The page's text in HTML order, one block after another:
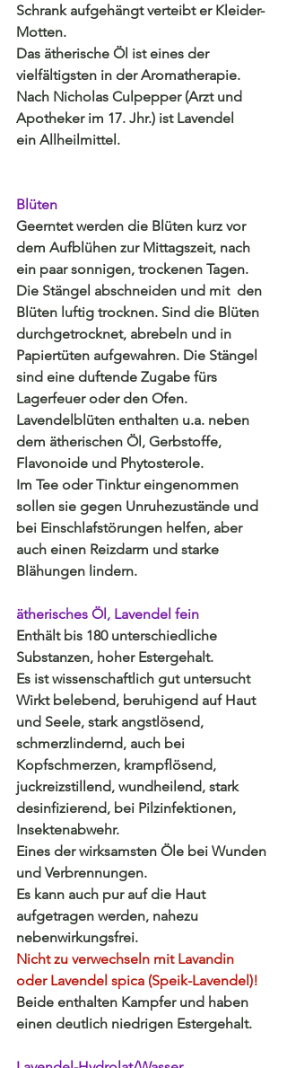
Schrank aufgehängt verteibt er Kleider-
Motten.
Das ätherische Öl ist eines der
vielfältigsten in der Aromatherapie.
Nach Nicholas Culpepper (Arzt und
Apotheker im 17. Jhr.) ist Lavendel
ein Allheilmittel.
Blüten
Geerntet werden die Blüten kurz vor
dem Aufblühen zur Mittagszeit, nach
ein paar sonnigen, trockenen Tagen.
Die Stängel abschneiden und mit  den
Blüten luftig trocknen. Sind die Blüten
durchgetrocknet, abrebeln und in
Papiertüten aufgewahren. Die Stängel
sind eine duftende Zugabe fürs
Lagerfeuer oder den Ofen.
Lavendelblüten enthalten u.a. neben
dem ätherischen Öl, Gerbstoffe,
Flavonoide und Phytosterole.
Im Tee oder Tinktur eingenommen
sollen sie gegen Unruhezustände und
bei Einschlafstörungen helfen, aber
auch einen Reizdarm und starke
Blähungen lindern.
ätherisches Öl, Lavendel fein
Enthält bis 180 unterschiedliche
Substanzen, hoher Estergehalt.
Es ist wissenschaftlich gut untersucht
Wirkt belebend, beruhigend auf Haut
und Seele, stark angstlösend,
schmerzlindernd, auch bei
Kopfschmerzen, krampflösend,
juckreizstillend, wundheilend, stark
desinfizierend, bei Pilzinfektionen,
Insektenabwehr.
Eines der wirksamsten Öle bei Wunden
und Verbrennungen.
Es kann auch pur auf die Haut
aufgetragen werden, nahezu
nebenwirkungsfrei.
Nicht zu verwechseln mit Lavandin
oder Lavendel spica (Speik-Lavendel)!
Beide enthalten Kampfer und haben
einen deutlich niedrigen Estergehalt.